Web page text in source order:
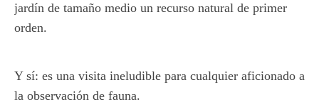
jardín de tamaño medio un recurso natural de primer
orden.
Y sí: es una visita ineludible para cualquier aficionado a
la observación de fauna.